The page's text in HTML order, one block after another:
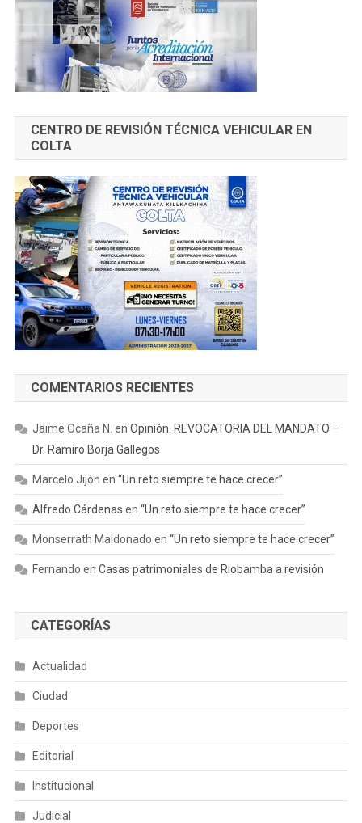
CENTRO DE REVISIÓN TÉCNICA VEHICULAR EN
COLTA
COMENTARIOS RECIENTES
Jaime Ocaña N. en Opinión. REVOCATORIA DEL MANDATO –
Dr. Ramiro Borja Gallegos
Marcelo Jijón en “Un reto siempre te hace crecer”
Alfredo Cárdenas en “Un reto siempre te hace crecer”
Monserrath Maldonado en “Un reto siempre te hace crecer”
Fernando en Casas patrimoniales de Riobamba a revisión
CATEGORÍAS
Actualidad
Ciudad
Deportes
Editorial
Institucional
Judicial